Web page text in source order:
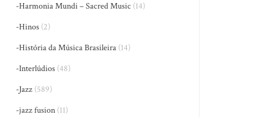
-Harmonia Mundi – Sacred Music (14)
-Hinos (2)
-História da Música Brasileira (14)
-Interlúdios (48)
-Jazz (589)
-jazz fusion (11)